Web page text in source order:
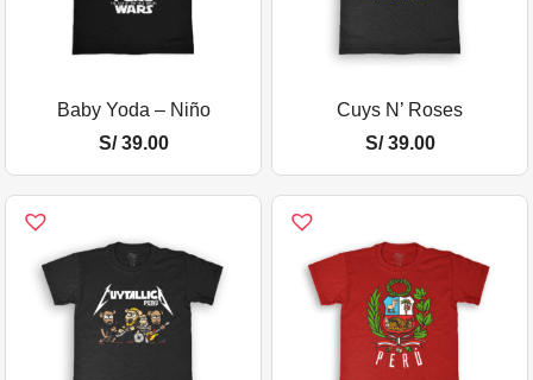
Baby Yoda – Niño
S/39.00
Cuys N’ Roses
S/39.00